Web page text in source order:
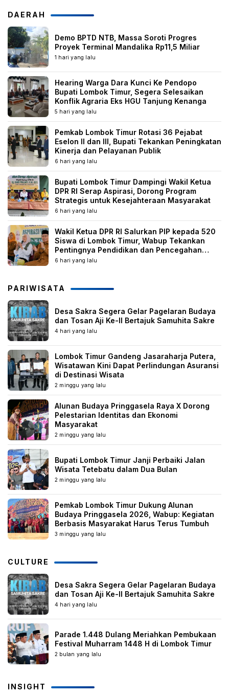
DAERAH
Demo BPTD NTB, Massa Soroti Progres
Proyek Terminal Mandalika Rp11,5 Miliar
1 hari yang lalu
Hearing Warga Dara Kunci Ke Pendopo
Bupati Lombok Timur, Segera Selesaikan
Konflik Agraria Eks HGU Tanjung Kenanga
5 hari yang lalu
Pemkab Lombok Timur Rotasi 36 Pejabat
Eselon II dan III, Bupati Tekankan Peningkatan
Kinerja dan Pelayanan Publik
6 hari yang lalu
Bupati Lombok Timur Dampingi Wakil Ketua
DPR RI Serap Aspirasi, Dorong Program
Strategis untuk Kesejahteraan Masyarakat
6 hari yang lalu
Wakil Ketua DPR RI Salurkan PIP kepada 520
Siswa di Lombok Timur, Wabup Tekankan
Pentingnya Pendidikan dan Pencegahan
Perkawinan Anak
6 hari yang lalu
PARIWISATA
Desa Sakra Segera Gelar Pagelaran Budaya
dan Tosan Aji Ke-II Bertajuk Samuhita Sakre
4 hari yang lalu
Lombok Timur Gandeng Jasaraharja Putera,
Wisatawan Kini Dapat Perlindungan Asuransi
di Destinasi Wisata
2 minggu yang lalu
Alunan Budaya Pringgasela Raya X Dorong
Pelestarian Identitas dan Ekonomi
Masyarakat
2 minggu yang lalu
Bupati Lombok Timur Janji Perbaiki Jalan
Wisata Tetebatu dalam Dua Bulan
2 minggu yang lalu
Pemkab Lombok Timur Dukung Alunan
Budaya Pringgasela 2026, Wabup: Kegiatan
Berbasis Masyarakat Harus Terus Tumbuh
3 minggu yang lalu
CULTURE
Desa Sakra Segera Gelar Pagelaran Budaya
dan Tosan Aji Ke-II Bertajuk Samuhita Sakre
4 hari yang lalu
Parade 1.448 Dulang Meriahkan Pembukaan
Festival Muharram 1448 H di Lombok Timur
2 bulan yang lalu
INSIGHT